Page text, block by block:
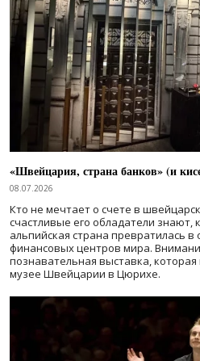
«Швейцария, страна банков» (и
08.07.2026
Кто не мечтает о счете в
счастливые его обладатели
альпийская страна превратилась
финансовых центров мира.
познавательная выставка,
музее Швейцарии в Цюрихе.